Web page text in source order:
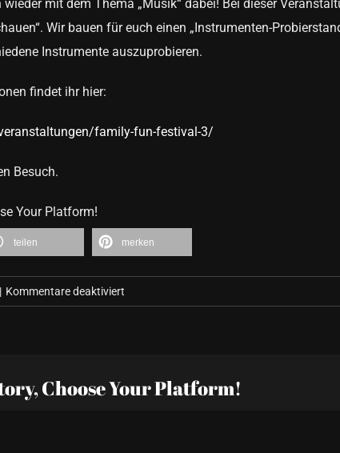
mit dem Thema „Musik“ dabei! Bei dieser
Wir bauen für euch einen „Instrumenten-
Instrumente auszuprobieren.
findet ihr hier:
family-fun-festival-3/
Besuch.
Your Platform!
teilen merken
| Kommentare deaktiviert
Family
Choose Your Platform!